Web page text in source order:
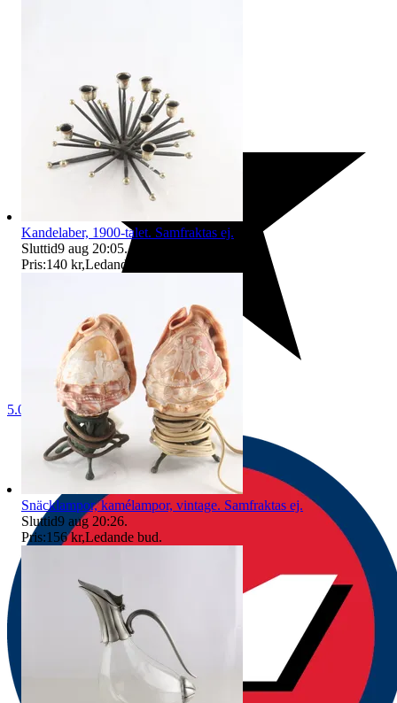
5.0
Kandelaber, 1900-talet. Samfraktas ej.
Sluttid9 aug 20:05.
Pris:140 kr,Ledande bud
Snäcklampor, kamélampor, vintage. Samfraktas ej.
Sluttid9 aug 20:26.
Pris:156 kr,Ledande bud.